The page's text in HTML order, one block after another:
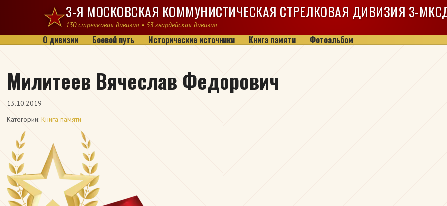
Перейти к содержимому3-Я МОСКОВСКАЯ КОММУНИСТИЧЕСКАЯ СТРЕЛКОВАЯ ДИВИЗИЯ 3-
130 стрелковая дивизия • 53 гвардейская дивизия
О дивизии Боевой путь Исторические источники Книга памяти Фотоальбом
Милитеев Вячеслав Федорович
13.10.2019
Категории: Книга памяти